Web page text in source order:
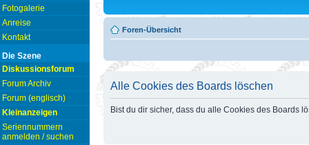
Fotogalerie
Anreise
Kontakt
Die Szene
Diskussionsforum
Forum Archiv
Forum (englisch)
Kleinanzeigen
Seriennummern
anmelden / suchen
Foren-Übersicht
Alle Cookies des Boards löschen
Bist du dir sicher, dass du alle Cookies des Boards